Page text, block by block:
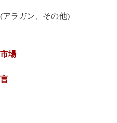
(アラガン、その他)
場